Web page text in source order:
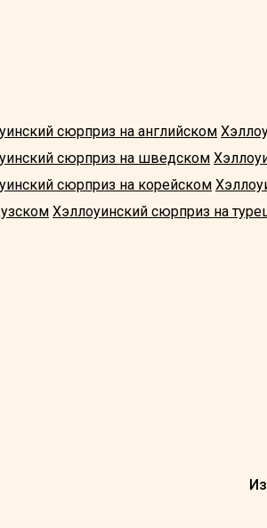
сюрприз на английском
сюрприз на шведском
сюрприз на корейском
Хэллоуинский сюрприз на